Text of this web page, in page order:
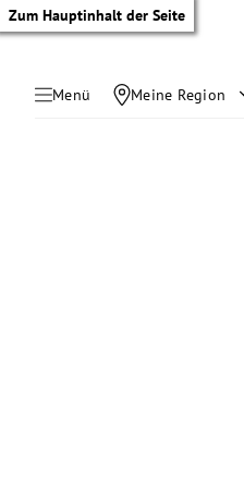
Zum Hauptinhalt der Seite
Menü Meine Region